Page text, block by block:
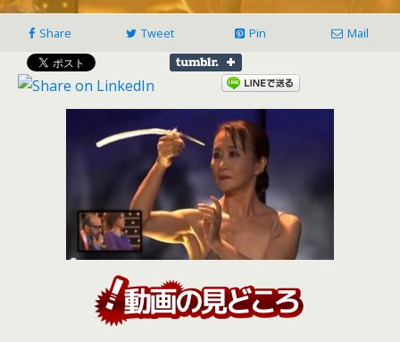
Share Tweet Pin Mail